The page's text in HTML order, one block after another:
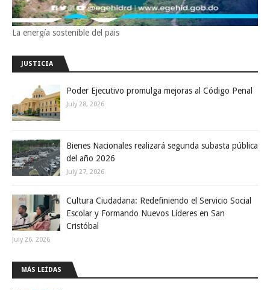
La energía sostenible del pais
JUSTICIA
Poder Ejecutivo promulga mejoras al Código Penal
July 28, 2026
Bienes Nacionales realizará segunda subasta pública
del año 2026
July 27, 2026
Cultura Ciudadana: Redefiniendo el Servicio Social
Escolar y Formando Nuevos Líderes en San
Cristóbal
July 26, 2026
MÁS LEÍDAS